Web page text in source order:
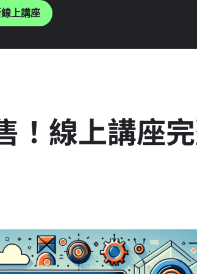
上講座
！線上講座